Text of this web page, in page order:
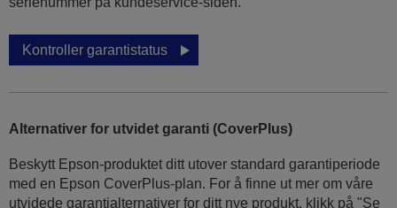
Kontroller garantistatus
Alternativer for utvidet garanti (CoverPlus)
Beskytt Epson-produktet ditt utover standard garantiperiode
med en Epson CoverPlus-plan. For å finne ut mer om våre
utvidede garantialternativer for ditt nye produkt, klikk på "Se